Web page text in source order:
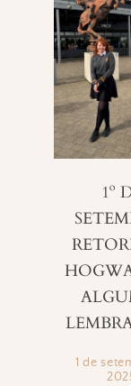
1º
1 de